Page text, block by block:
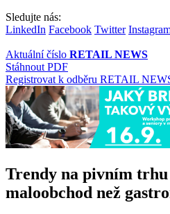
Sledujte nás:
LinkedIn Facebook Twitter
Aktuální číslo RETAIL NEWS
Stáhnout PDF
Registrovat k odběru RETAIL
Trendy na pivním trhu
maloobchod než